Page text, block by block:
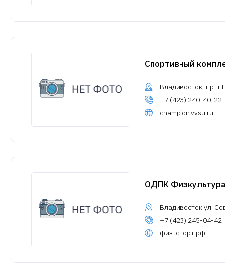
Спортивный
Владивосток, пр-т
+7 (423) 240-40-22
champion.vvsu.ru
ОДПК
Владивосток ул.
+7 (423) 245-04-42
физ-спорт.рф